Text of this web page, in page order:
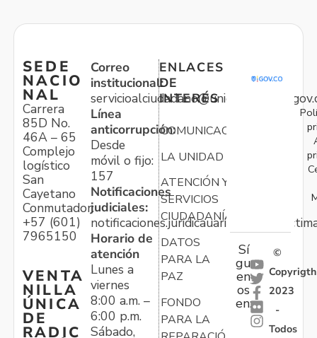
SEDE
NACIO
NAL
Carrera
85D No.
46A – 65
Complejo
logístico
San
Cayetano
Conmutador:
+57 (601)
7965150
VENTA
NILLA
ÚNICA
DE
RADIC
Correo
institucional:
Línea
anticorrupción:
Desde
móvil o fijo:
157
Notificaciones
judiciales:
Horario de
atención
Lunes a
viernes
8:00 a.m. –
6:00 p.m.
Sábado,
ENLACES
DE
INTERÉS
COMUNICACIONES
LA UNIDAD
ATENCIÓN Y
SERVICIOS
CIUDADANÍA
DATOS
PARA LA
PAZ
FONDO
PARA LA
Sí
gu
en
os
en:
©
Copyrigth
2023
-
Todos